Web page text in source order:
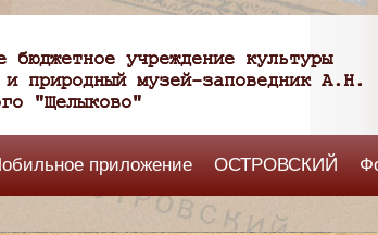
бюджетное учреждение культуры
и природный музей-заповедник А.Н.
"Щелыково"
приложение ОСТРОВСКИЙ